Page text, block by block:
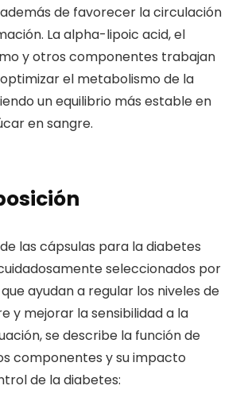
de favorecer la circulación
La alpha-lipoic acid, el
y otros componentes trabajan
el metabolismo de la
un equilibrio más estable en
en sangre.
las cápsulas para la diabetes
seleccionados por
ayudan a regular los niveles de
y mejorar la sensibilidad a la
se describe la función de
componentes y su impacto
de la diabetes: